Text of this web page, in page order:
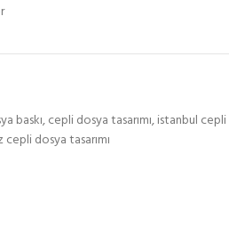
baskı,cepli dosya tasarımı,istanbul cepli
dosya tasarımı